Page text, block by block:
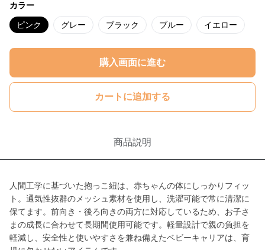
カラー
ピンク グレー ブラック ブルー イエロー
購入画面に進む
カートに追加する
商品説明
人間工学に基づいた抱っこ紐は、赤ちゃんの体にしっかりフィッ
ト。通気性抜群のメッシュ素材を使用し、洗濯可能で常に清潔に
保てます。前向き・後ろ向きの両方に対応しているため、お子さ
まの成長に合わせて長期間使用可能です。軽量設計で親の負担を
軽減し、安全性と使いやすさを兼ね備えたベビーキャリアは、育